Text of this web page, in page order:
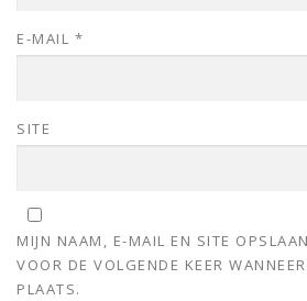
E-MAIL *
SITE
MIJN NAAM, E-MAIL EN SITE
VOOR DE VOLGENDE KEER
PLAATS.